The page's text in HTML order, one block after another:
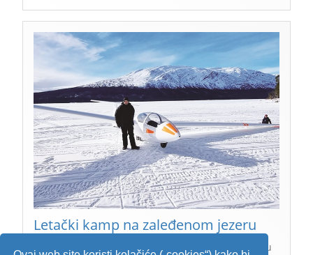
Letački kamp na zaleđenom jezeru
Uzlijetanje i slijetanje na zaleđeno jezero, letenje u